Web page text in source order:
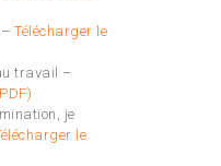
Télécharger le
travail –
je
le